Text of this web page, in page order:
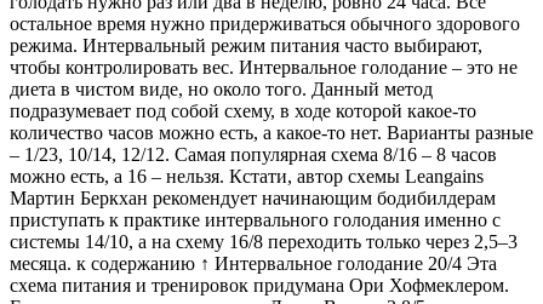
остальное время нужно придерживаться обычного здорового
режима. Интервальный режим питания часто выбирают,
чтобы контролировать вес. Интервальное голодание – это не
диета в чистом виде, но около того. Данный метод
подразумевает под собой схему, в ходе которой какое-то
количество часов можно есть, а какое-то нет. Варианты разные
– 1/23, 10/14, 12/12. Самая популярная схема 8/16 – 8 часов
можно есть, а 16 – нельзя. Кстати, автор схемы Leangains
Мартин Беркхан рекомендует начинающим бодибилдерам
приступать к практике интервального голодания именно с
системы 14/10, а на схему 16/8 переходить только через 2,5–3
месяца. к содержанию ↑ Интервальное голодание 20/4 Эта
схема питания и тренировок придумана Ори Хофмеклером.